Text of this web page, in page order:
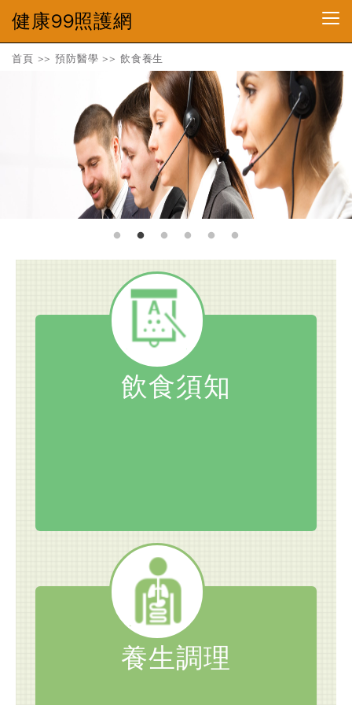
健康99照護網
首頁 >>預防醫學 >> 飲食養生
飲食須知
養生調理